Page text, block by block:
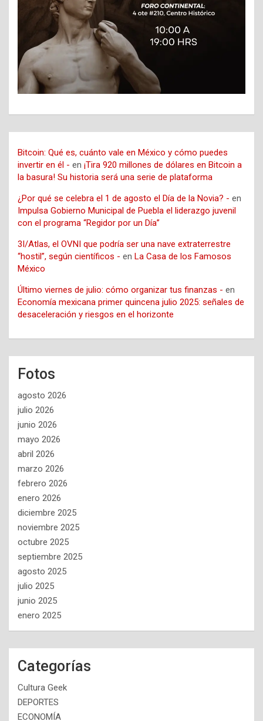
Bitcoin: Qué es, cuánto vale en México y cómo puedes
invertir en él - en ¡Tira 920 millones de dólares en Bitcoin a
la basura! Su historia será una serie de plataforma
¿Por qué se celebra el 1 de agosto el Día de la Novia? - en
Impulsa Gobierno Municipal de Puebla el liderazgo juvenil
con el programa “Regidor por un Día”
3I/Atlas, el OVNI que podría ser una nave extraterrestre
“hostil”, según científicos - en La Casa de los Famosos
México
Último viernes de julio: cómo organizar tus finanzas - en
Economía mexicana primer quincena julio 2025: señales de
desaceleración y riesgos en el horizonte
Fotos
agosto 2026
julio 2026
junio 2026
mayo 2026
abril 2026
marzo 2026
febrero 2026
enero 2026
diciembre 2025
noviembre 2025
octubre 2025
septiembre 2025
agosto 2025
julio 2025
junio 2025
enero 2025
Categorías
Cultura Geek
DEPORTES
ECONOMÍA